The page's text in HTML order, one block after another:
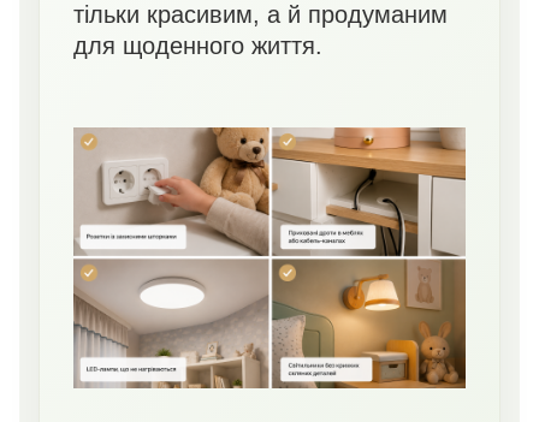
тільки красивим, а й продуманим
для щоденного життя.